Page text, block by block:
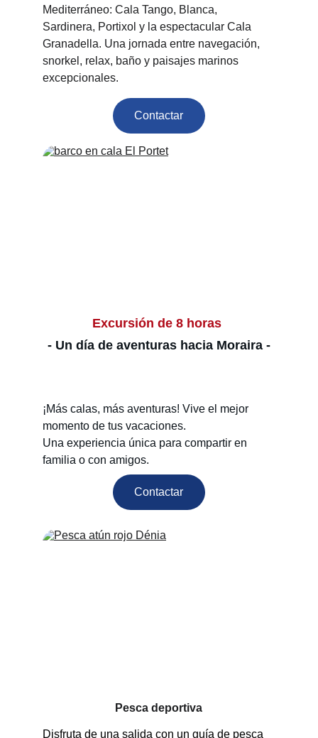
Mediterráneo: Cala Tango, Blanca,
Sardinera, Portixol y la espectacular Cala
Granadella. Una jornada entre navegación,
snorkel, relax, baño y paisajes marinos
excepcionales.
¡Más calas, más aventuras! Vive el mejor
momento de tus vacaciones.
Una experiencia única para compartir en
familia o con amigos.
Excursión de 8 horas
- Un día de aventuras hacia Moraira -
Contactar
Contactar
Pesca deportiva
Disfruta de una salida con un guía de pesca